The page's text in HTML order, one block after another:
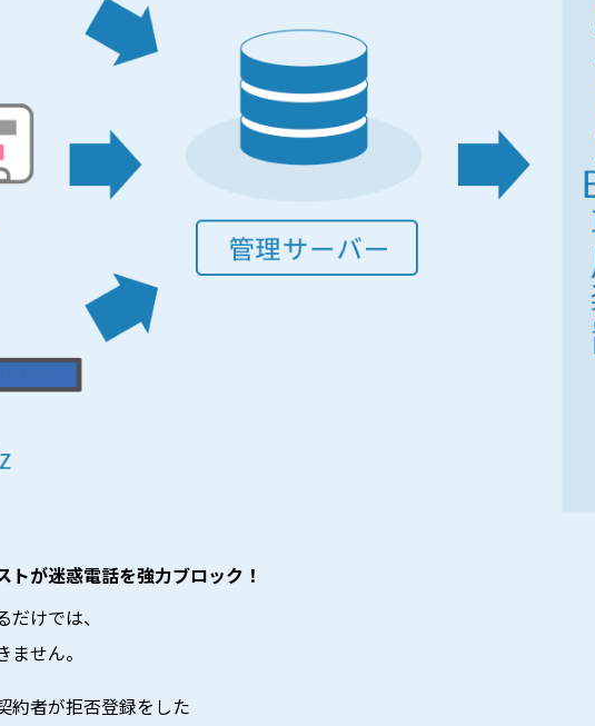
が迷惑電話を強力ブロック！
けでは、
せん。
約者が拒否登録をした